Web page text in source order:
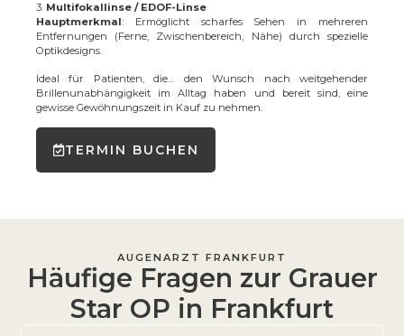
3. Multifokallinse / EDOF-Linse
Hauptmerkmal: Ermöglicht scharfes Sehen in mehreren
Entfernungen (Ferne, Zwischenbereich, Nähe) durch spezielle
Optikdesigns.
Ideal für Patienten, die… den Wunsch nach weitgehender
Brillenunabhängigkeit im Alltag haben und bereit sind, eine
gewisse Gewöhnungszeit in Kauf zu nehmen.
TERMIN BUCHEN
AUGENARZT FRANKFURT
Häufige Fragen zur Grauer
Star OP in Frankfurt